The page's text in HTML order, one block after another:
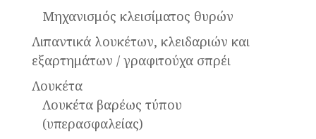
Μηχανισμός κλεισίματος θυρών
Λιπαντικά λουκέτων, κλειδαριών και
εξαρτημάτων / γραφιτούχα σπρέι
Λουκέτα
Λουκέτα βαρέως τύπου
(υπερασφαλείας)